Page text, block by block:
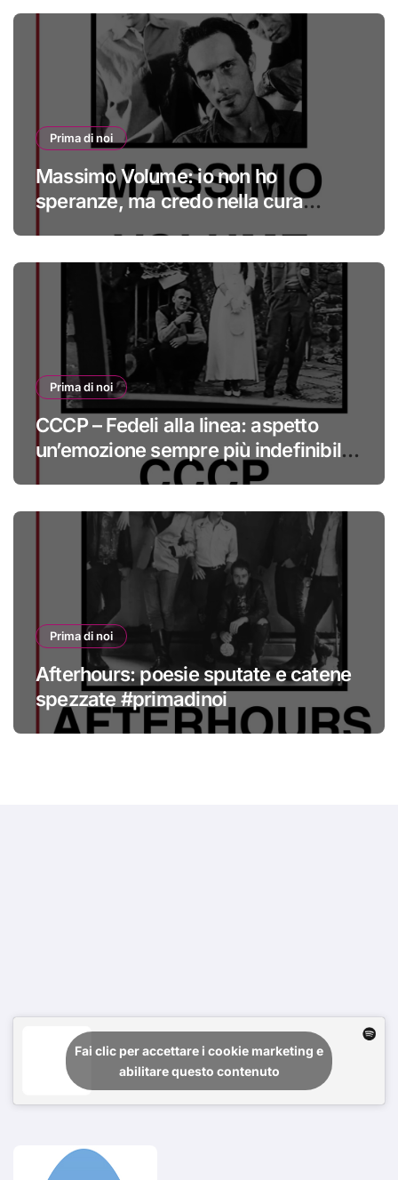
Prima di noi
Massimo Volume: io non ho
speranze, ma credo nella cura
Prima di noi
CCCP – Fedeli alla linea: aspetto
un’emozione sempre più indefinibile
#primadinoi
Prima di noi
Afterhours: poesie sputate e catene
spezzate #primadinoi
Fai clic per accettare i cookie marketing e
abilitare questo contenuto